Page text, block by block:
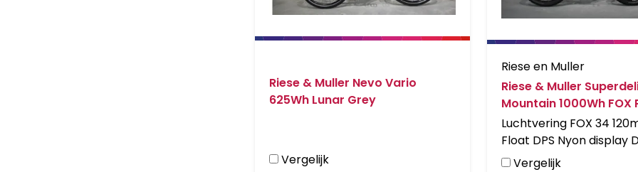
Riese & Muller Nevo Vario
625Wh Lunar Grey
Vergelijk
Riese en Muller
Riese & Muller
Mountain 1000Wh FOX
White RD11
Luchtvering FOX 34
Float DPS Nyon display
accu pakket 2x 500Wh
Vergelijk